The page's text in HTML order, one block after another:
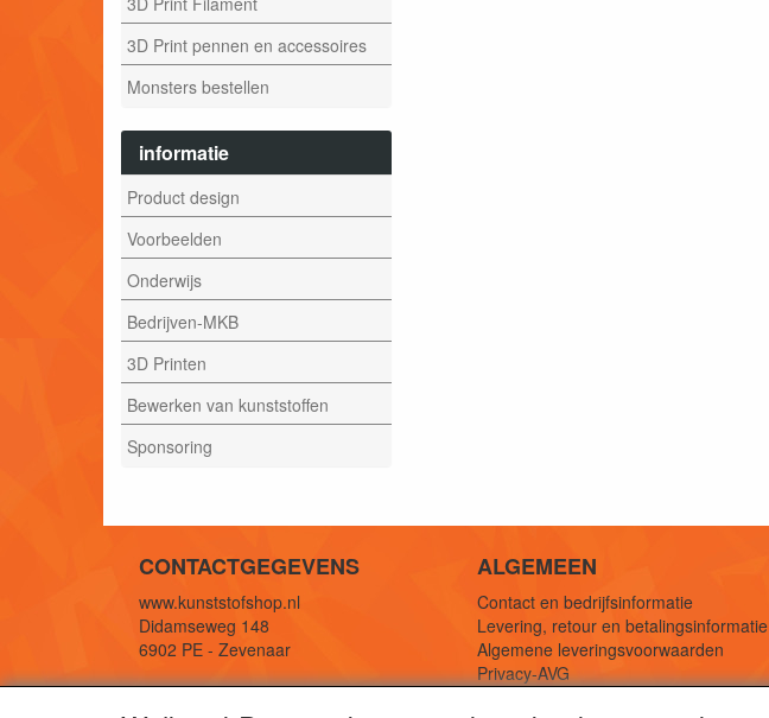
3D Print pennen en accessoires
Monsters bestellen
informatie
Product design
Voorbeelden
Onderwijs
Bedrijven-MKB
3D Printen
Bewerken van kunststoffen
Sponsoring
CONTACTGEGEVENS
www.kunststofshop.nl
Didamseweg 148
6902 PE - Zevenaar
ALGEMEEN
Contact en bedrijfsinformatie
Levering, retour en betalingsinformatie
Algemene leveringsvoorwaarden
Privacy-AVG